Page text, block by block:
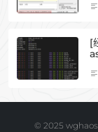
[
©️ 2025